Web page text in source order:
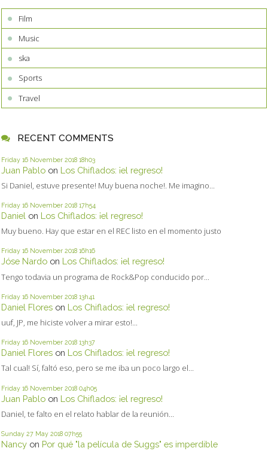
Film
Music
ska
Sports
Travel
RECENT COMMENTS
Friday 16 November 2018 18h03
Juan Pablo on Los Chiflados: ¡el regreso!
Si Daniel, estuve presente! Muy buena noche!. Me imagino...
Friday 16 November 2018 17h54
Daniel on Los Chiflados: ¡el regreso!
Muy bueno. Hay que estar en el REC listo en el momento justo
Friday 16 November 2018 16h16
Jóse Nardo on Los Chiflados: ¡el regreso!
Tengo todavia un programa de Rock&Pop conducido por...
Friday 16 November 2018 13h41
Daniel Flores on Los Chiflados: ¡el regreso!
uuf, JP, me hiciste volver a mirar esto!...
Friday 16 November 2018 13h37
Daniel Flores on Los Chiflados: ¡el regreso!
Tal cual! Sí, faltó eso, pero se me iba un poco largo el...
Friday 16 November 2018 04h05
Juan Pablo on Los Chiflados: ¡el regreso!
Daniel, te falto en el relato hablar de la reunión...
Sunday 27 May 2018 07h55
Nancy on Por qué "la película de Suggs" es imperdible